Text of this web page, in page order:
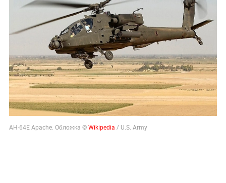
AH-64E Apache. Обложка ©Wikipedia / U.S. Army